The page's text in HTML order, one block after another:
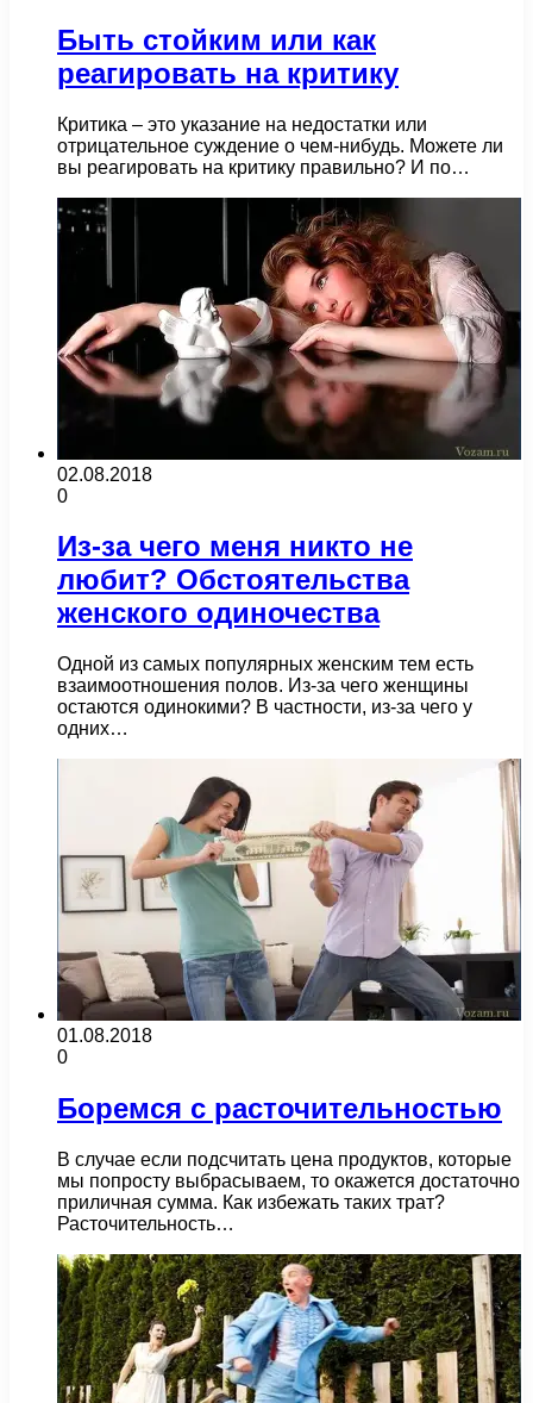
Быть стойким или как
реагировать на критику
Критика – это указание на недостатки или
отрицательное суждение о чем-нибудь. Можете ли
вы реагировать на критику правильно? И по…
02.08.2018
0
Из-за чего меня никто не
любит? Обстоятельства
женского одиночества
Одной из самых популярных женским тем есть
взаимоотношения полов. Из-за чего женщины
остаются одинокими? В частности, из-за чего у
одних…
01.08.2018
0
Боремся с расточительностью
В случае если подсчитать цена продуктов, которые
мы попросту выбрасываем, то окажется достаточно
приличная сумма. Как избежать таких трат?
Расточительность…